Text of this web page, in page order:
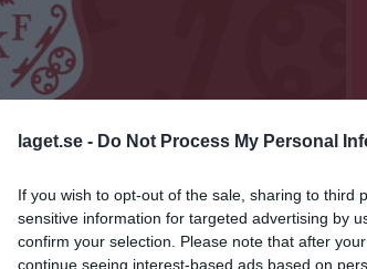
laget.se - Do Not Process My Personal
If you wish to opt-out of the sale, sharing to third
sensitive information for targeted advertising by
confirm your selection. Please note that after
continue seeing interest-based ads based on